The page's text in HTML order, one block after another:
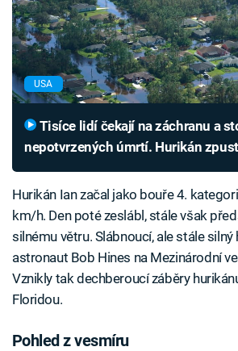
USA
nepotvrzených úmrtí. Hurikán
Hurikán Ian začal jako bouře 4.
km/h. Den poté zeslábl, stále však
silnému větru. Slábnoucí, ale stále silný
astronaut Bob Hines na Mezinárodní
Vznikly tak dechberoucí záběry
Floridou.
Pohled z vesmíru